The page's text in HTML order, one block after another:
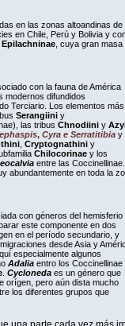
en las zonas altoandinas
en Chile, Perú y Bolivia y
Epilachninae , cuya gran
con la fauna de América
modernos difundidos
Terciario. Los elementos más
Serangiini y
las tribus Chnodiini y
, Cyra e Serratitibia y
Cryptognathini y
Chilocorinae y los
entre las Coccinellinae.
abundantemente en toda la
con géneros del hemisferio
este componente en dos
en el período secundario, y
desde Asia y
especialmente algunos
Adalia entro los Coccinellinae
Cycloneda es un género que
orígen, pero aún dista mucho
los diferentes grupos que